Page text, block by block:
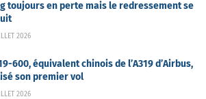
toujours en perte mais le redressement se
2026
600, équivalent chinois de l’A319 d’Airbus,
son premier vol
2026